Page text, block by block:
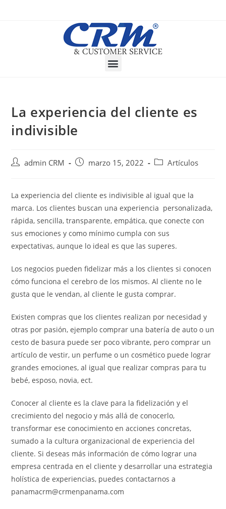
La experiencia del cliente es
indivisible
admin CRM marzo 15, 2022 Artículos
La experiencia del cliente es indivisible al igual que la
marca. Los clientes buscan una experiencia personalizada,
rápida, sencilla, transparente, empática, que conecte con
sus emociones y como mínimo cumpla con sus
expectativas, aunque lo ideal es que las superes.
Los negocios pueden fidelizar más a los clientes si conocen
cómo funciona el cerebro de los mismos. Al cliente no le
gusta que le vendan, al cliente le gusta comprar.
Existen compras que los clientes realizan por necesidad y
otras por pasión, ejemplo comprar una batería de auto o un
cesto de basura puede ser poco vibrante, pero comprar un
artículo de vestir, un perfume o un cosmético puede lograr
grandes emociones, al igual que realizar compras para tu
bebé, esposo, novia, ect.
Conocer al cliente es la clave para la fidelización y el
crecimiento del negocio y más allá de conocerlo,
transformar ese conocimiento en acciones concretas,
sumado a la cultura organizacional de experiencia del
cliente. Si deseas más información de cómo lograr una
empresa centrada en el cliente y desarrollar una estrategia
holística de experiencias, puedes contactarnos a
panamacrm@crmenpanama.com